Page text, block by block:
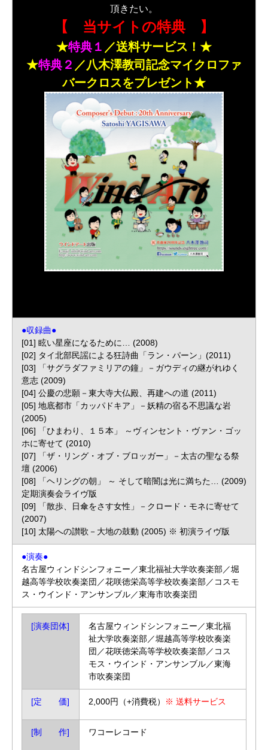
頂きたい。
【 当サイトの特典 】
★特典１ ／送料サービス！ ★
★特典２ ／八木澤教司記念マイクロファ
バークロスをプレゼント★
●収録曲●
[01] 眩い星座になるために… (2008)
[02] タイ北部民謡による狂詩曲「ラン・パーン」(2011)
[03] 「サグラダファミリアの鐘」－ガウディの継がれゆく
意志 (2009)
[04] 公慶の悲願－東大寺大仏殿、再建への道 (2011)
[05] 地底都市「カッパドキア」－妖精の宿る不思議な岩
(2005)
[06] 「ひまわり、１５本」 ～ヴィンセント・ヴァン・ゴッ
ホに寄せて (2010)
[07] 「ザ・リング・オブ・ブロッガー」－太古の聖なる祭
壇 (2006)
[08] 「ヘリングの朝」 ～ そして暗闇は光に満ちた… (2009)
定期演奏会ライヴ版
[09] 「散歩、日傘をさす女性」－クロード・モネに寄せて
(2007)
[10] 太陽への讃歌－大地の鼓動 (2005) ※ 初演ライヴ版
●演奏●
名古屋ウィンドシンフォニー／東北福祉大学吹奏楽部／堀
越高等学校吹奏楽団／花咲徳栄高等学校吹奏楽部／コスモ
ス・ウインド・アンサンブル／東海市吹奏楽団
[演奏団体]
名古屋ウィンドシンフォニー／東北福
祉大学吹奏楽部／堀越高等学校吹奏楽
団／花咲徳栄高等学校吹奏楽部／コス
モス・ウインド・アンサンブル／東海
市吹奏楽団
[定 価] 2,000円（+消費税） ※ 送料サービス
[制 作] ワコーレコード